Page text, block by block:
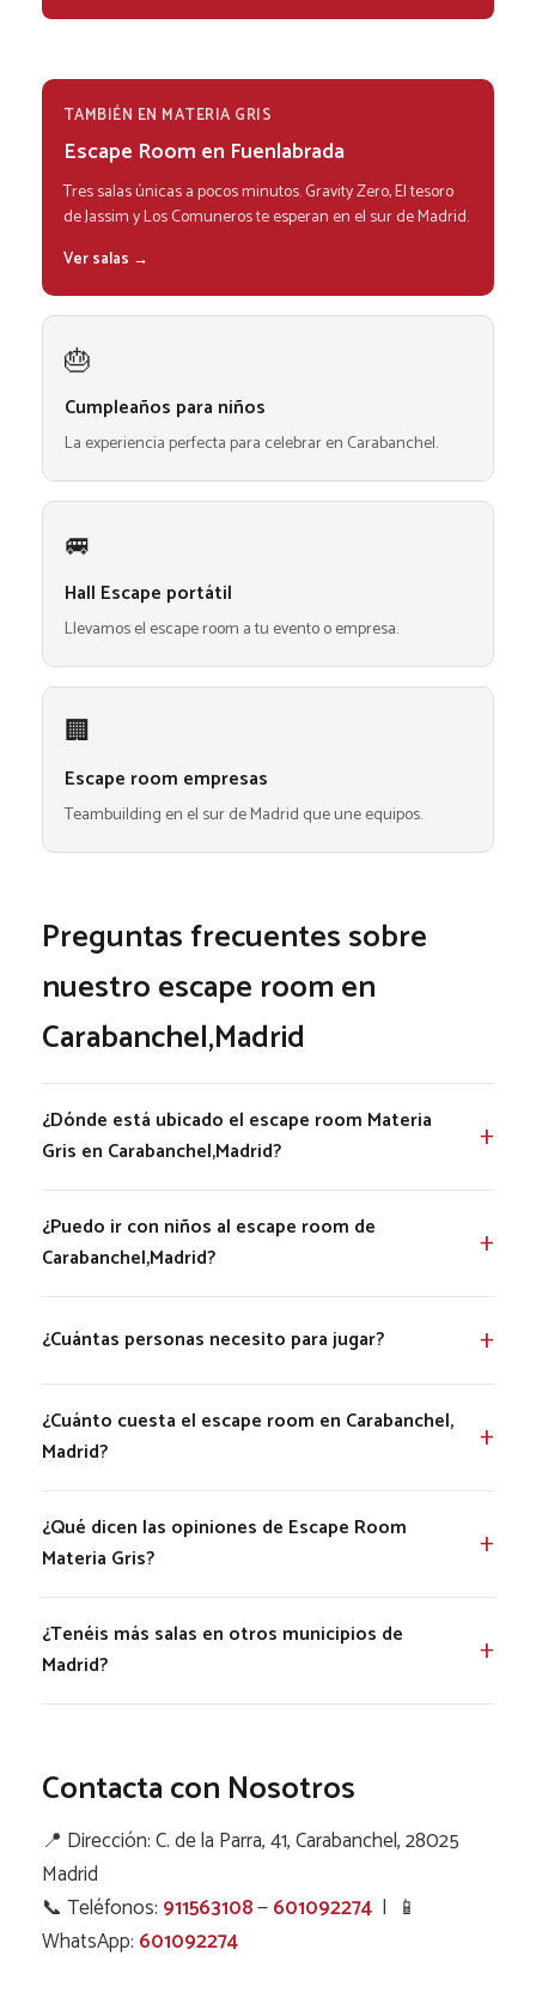
TAMBIÉN EN MATERIA GRIS
Escape Room en Fuenlabrada
Tres salas únicas a pocos minutos. Gravity Zero, El tesoro
de Jassim y Los Comuneros te esperan en el sur de Madrid.
Ver salas →
🎂
Cumpleaños para niños
La experiencia perfecta para celebrar en Carabanchel.
🚐
Hall Escape portátil
Llevamos el escape room a tu evento o empresa.
🏢
Escape room empresas
Teambuilding en el sur de Madrid que une equipos.
Preguntas frecuentes sobre
nuestro escape room en
Carabanchel,Madrid
¿Dónde está ubicado el escape room Materia
Gris en Carabanchel,Madrid?
¿Puedo ir con niños al escape room de
Carabanchel,Madrid?
¿Cuántas personas necesito para jugar?
¿Cuánto cuesta el escape room en Carabanchel,
Madrid?
¿Qué dicen las opiniones de Escape Room
Materia Gris?
¿Tenéis más salas en otros municipios de
Madrid?
Contacta con Nosotros
📍 Dirección: C. de la Parra, 41, Carabanchel, 28025
Madrid
📞 Teléfonos: 911563108—601092274| 📱
WhatsApp: 601092274